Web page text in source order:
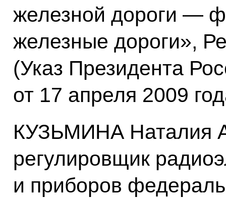
железной дороги —
железные дороги»,
(Указ Президента
от 17 апреля 2009
КУЗЬМИНА Наталия
регулировщик
и приборов